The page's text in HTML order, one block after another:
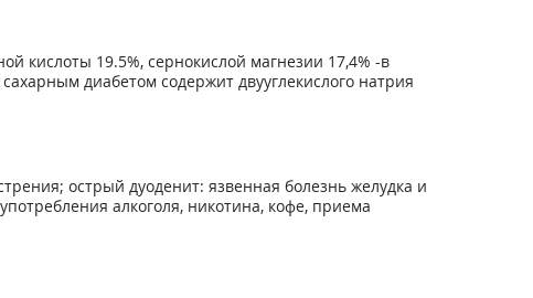
кислоты 19.5%, сернокислой магнезии 17,4% -в
диабетом содержит двууглекислого натрия
острый дуоденит: язвенная болезнь желудка и
алкоголя, никотина, кофе, приема